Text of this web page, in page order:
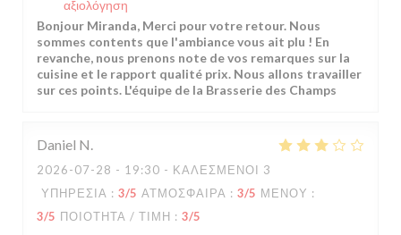
αξιολόγηση
Bonjour Miranda, Merci pour votre retour. Nous
sommes contents que l'ambiance vous ait plu ! En
revanche, nous prenons note de vos remarques sur la
cuisine et le rapport qualité prix. Nous allons travailler
sur ces points. L'équipe de la Brasserie des Champs
Daniel N
2026-07-28 - 19:30 - ΚΑΛΕΣΜΈΝΟΙ 3
ΥΠΗΡΕΣΊΑ : 3/5 ΑΤΜΌΣΦΑΙΡΑ : 3/5 ΜΕΝΟΎ :
3/5 ΠΟΙΌΤΗΤΑ / ΤΙΜΉ : 3/5